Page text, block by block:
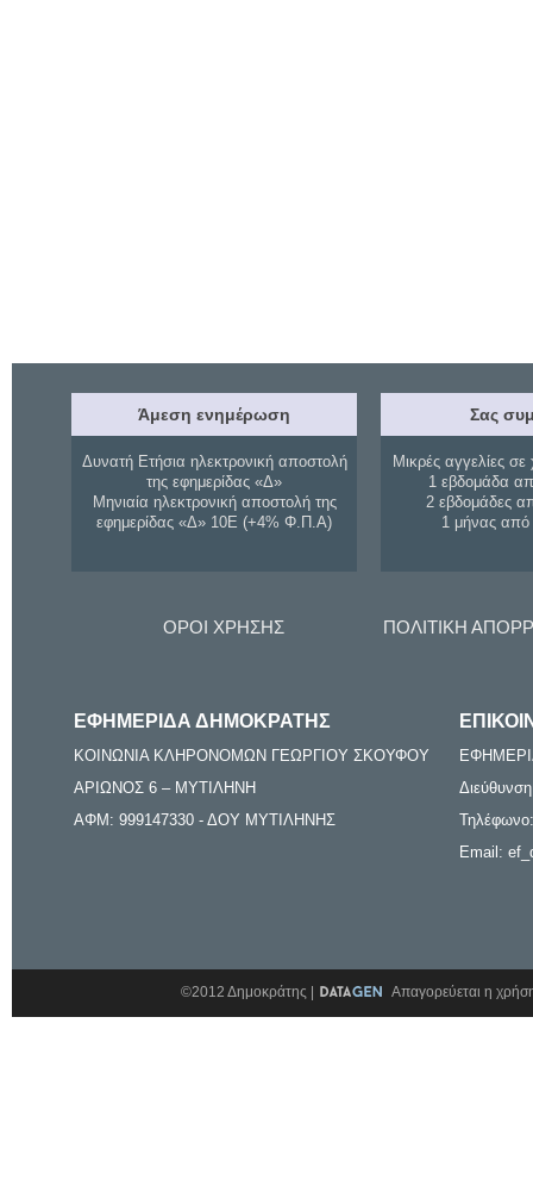
Άμεση ενημέρωση
Δυνατή Ετήσια ηλεκτρονική αποστολή
της εφημερίδας «Δ»
Μηνιαία ηλεκτρονική αποστολή της
εφημερίδας «Δ» 10Ε (+4% Φ.Π.Α)
Σας
Μικρές αγγελίες σε
1 εβδομάδα
2 εβδομάδες
1 μήνας
ΟΡΟΙ ΧΡΗΣΗΣ ΠΟΛΙΤΙΚΗ
ΕΦΗΜΕΡΙΔΑ ΔΗΜΟΚΡΑΤΗΣ
ΚΟΙΝΩΝΙΑ ΚΛΗΡΟΝΟΜΩΝ ΓΕΩΡΓΙΟΥ ΣΚΟΥΦΟΥ
ΑΡΙΩΝΟΣ 6 – ΜΥΤΙΛΗΝΗ
ΑΦΜ: 999147330 - ΔΟΥ ΜΥΤΙΛΗΝΗΣ
Email:
©2012 Δημοκράτης | Απαγορεύεται η